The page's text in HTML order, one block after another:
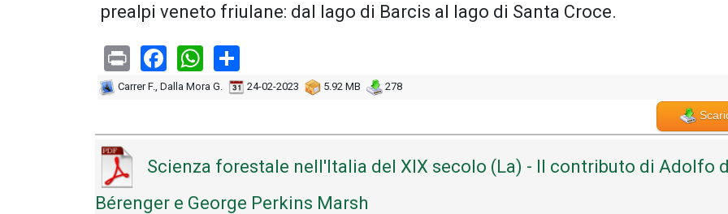
prealpi veneto friulane: dal lago di Barcis al lago di Santa Croce.
PrintFacebook
WhatsApp
Carrer F., Dalla Mora G. 24-02-2023 5.92 MB 278
Scienza forestale nell'Italia del XIX secolo (La) - Il contributo di Adolfo
Bérenger e George Perkins Marsh